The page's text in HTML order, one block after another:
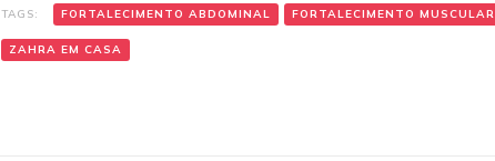
TAGS: FORTALECIMENTO ABDOMINAL FORTALECIMENTO MUSCULAR
ZAHRA EM CASA